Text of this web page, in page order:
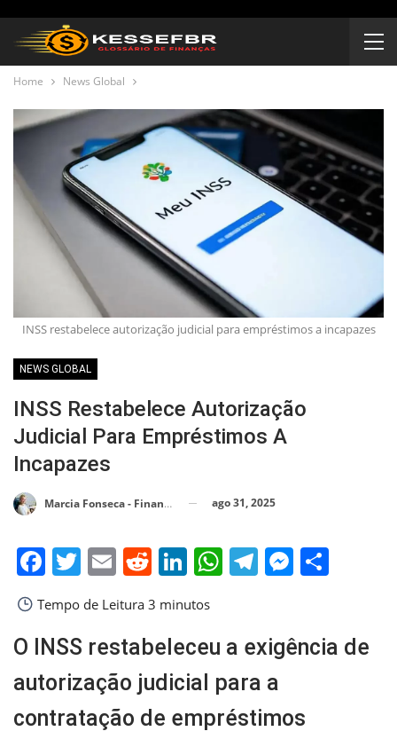
Home News Global
INSS restabelece autorização judicial para empréstimos a incapazes
NEWS GLOBAL
INSS Restabelece Autorização
Judicial Para Empréstimos A
Incapazes
Marcia Fonseca - Financial Consultant ago 31, 2025
Facebook
Twitter
EmailReddit
LinkedIn
WhatsApp
Telegram
Tempo de Leitura 3 minutos
O INSS restabeleceu a exigência de
autorização judicial para a
contratação de empréstimos